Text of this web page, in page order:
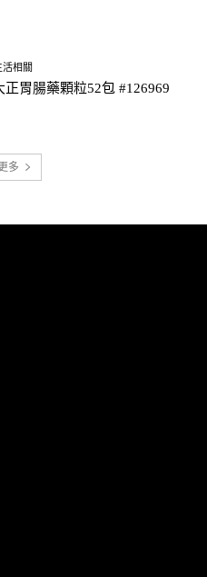
活相關
正胃腸藥顆粒52包 #126969
多